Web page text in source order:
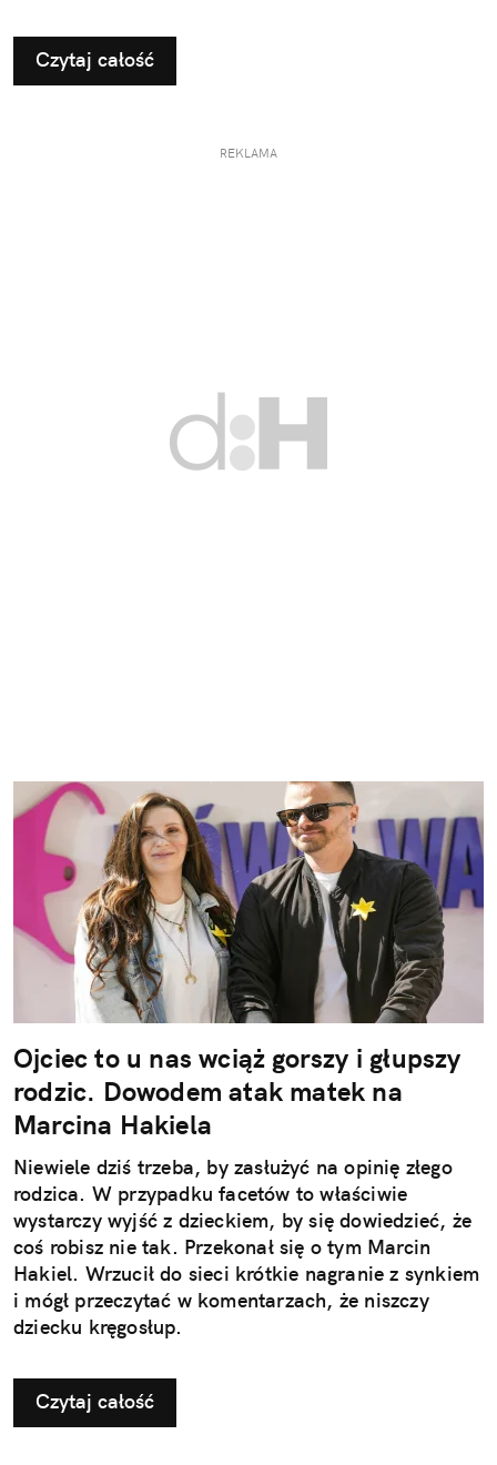
Czytaj całość
REKLAMA
Ojciec to u nas wciąż gorszy i głupszy
rodzic. Dowodem atak matek na
Marcina Hakiela
Niewiele dziś trzeba, by zasłużyć na opinię złego
rodzica. W przypadku facetów to właściwie
wystarczy wyjść z dzieckiem, by się dowiedzieć, że
coś robisz nie tak. Przekonał się o tym Marcin
Hakiel. Wrzucił do sieci krótkie nagranie z synkiem
i mógł przeczytać w komentarzach, że niszczy
dziecku kręgosłup.
Czytaj całość